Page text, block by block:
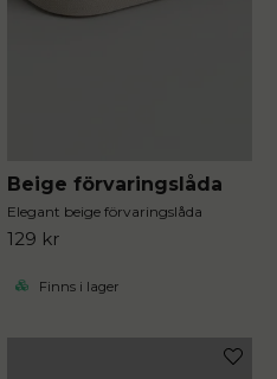
Beige förvaringslåda
Elegant beige förvaringslåda
129 kr
Finns i lager